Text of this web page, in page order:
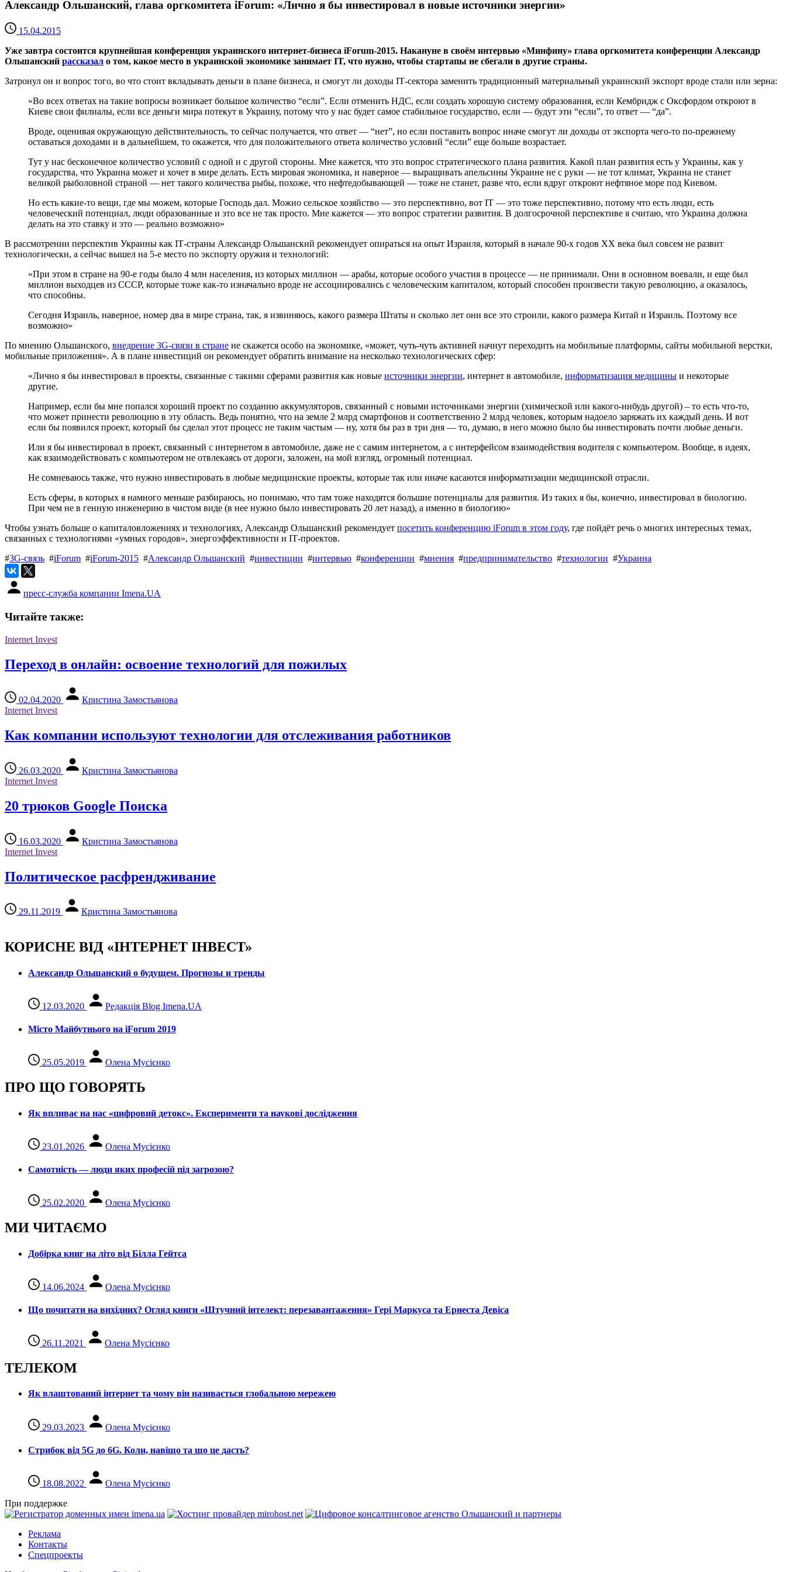
Александр Ольшанский, глава оргкомитета iForum: «Лично я бы инвестировал в новые источники энергии»
15.04.2015
Уже завтра состоится крупнейшая конференция украинского интернет-бизнеса iForum-2015. Накануне в своём интервью «Минфину» глава оргкомитета конференции Александр
Ольшанский рассказал о том, какое место в украинской экономике занимает IT, что нужно, чтобы стартапы не сбегали в другие страны.
Затронул он и вопрос того, во что стоит вкладывать деньги в плане бизнеса, и смогут ли доходы ІТ-сектора заменить традиционный материальный украинский экспорт вроде стали или зерна:
«Во всех ответах на такие вопросы возникает большое количество “если”. Если отменить НДС, если создать хорошую систему образования, если Кембридж с Оксфордом откроют в
Киеве свои филиалы, если все деньги мира потекут в Украину, потому что у нас будет самое стабильное государство, если — будут эти “если”, то ответ — “да”.
Вроде, оценивая окружающую действительность, то сейчас получается, что ответ — “нет”, но если поставить вопрос иначе смогут ли доходы от экспорта чего-то по-прежнему
оставаться доходами и в дальнейшем, то окажется, что для положительного ответа количество условий “если” еще больше возрастает.
Тут у нас бесконечное количество условий с одной и с другой стороны. Мне кажется, что это вопрос стратегического плана развития. Какой план развития есть у Украины, как у
государства, что Украина может и хочет в мире делать. Есть мировая экономика, и наверное — выращивать апельсины Украине не с руки — не тот климат, Украина не станет
великой рыболовной страной — нет такого количества рыбы, похоже, что нефтедобывающей — тоже не станет, разве что, если вдруг откроют нефтяное море под Киевом.
Но есть какие-то вещи, где мы можем, которые Господь дал. Можно сельское хозяйство — это перспективно, вот IT — это тоже перспективно, потому что есть люди, есть
человеческий потенциал, люди образованные и это все не так просто. Мне кажется — это вопрос стратегии развития. В долгосрочной перспективе я считаю, что Украина должна
делать на это ставку и это — реально возможно»
В рассмотрении перспектив Украины как ІТ-страны Александр Ольшанский рекомендует опираться на опыт Израиля, который в начале 90-х годов ХХ века был совсем не развит
технологически, а сейчас вышел на 5-е место по экспорту оружия и технологий:
«При этом в стране на 90-е годы было 4 млн населения, из которых миллион — арабы, которые особого участия в процессе — не принимали. Они в основном воевали, и еще был
миллион выходцев из СССР, которые тоже как-то изначально вроде не ассоциировались с человеческим капиталом, который способен произвести такую революцию, а оказалось,
что способны.
Сегодня Израиль, наверное, номер два в мире страна, так, я извиняюсь, какого размера Штаты и сколько лет они все это строили, какого размера Китай и Израиль. Поэтому все
возможно»
По мнению Ольшанского, внедрение 3G-связи в стране не скажется особо на экономике, «может, чуть-чуть активней начнут переходить на мобильные платформы, сайты мобильной верстки,
мобильные приложения». А в плане инвестиций он рекомендует обратить внимание на несколько технологических сфер:
«Лично я бы инвестировал в проекты, связанные с такими сферами развития как новые источники энергии, интернет в автомобиле, информатизация медицины и некоторые
другие.
Например, если бы мне попался хороший проект по созданию аккумуляторов, связанный с новыми источниками энергии (химической или какого-нибудь другой) – то есть что-то,
что может принести революцию в эту область. Ведь понятно, что на земле 2 млрд смартфонов и соответственно 2 млрд человек, которым надоело заряжать их каждый день. И вот
если бы появился проект, который бы сделал этот процесс не таким частым — ну, хотя бы раз в три дня — то, думаю, в него можно было бы инвестировать почти любые деньги.
Или я бы инвестировал в проект, связанный с интернетом в автомобиле, даже не с самим интернетом, а с интерфейсом взаимодействия водителя с компьютером. Вообще, в идеях,
как взаимодействовать с компьютером не отвлекаясь от дороги, заложен, на мой взгляд, огромный потенциал.
Не сомневаюсь также, что нужно инвестировать в любые медицинские проекты, которые так или иначе касаются информатизации медицинской отрасли.
Есть сферы, в которых я намного меньше разбираюсь, но понимаю, что там тоже находятся большие потенциалы для развития. Из таких я бы, конечно, инвестировал в биологию.
При чем не в генную инженерию в чистом виде (в нее нужно было инвестировать 20 лет назад), а именно в биологию»
Чтобы узнать больше о капиталовложениях и технологиях, Александр Ольшанский рекомендует посетить конференцию iForum в этом году, где пойдёт речь о многих интересных темах,
связанных с технологиями «умных городов», энергоэффективности и ІТ-проектов.
#3G-связь #iForum #iForum-2015 #Александр Ольшанский #инвестиции #интервью #конференции #мнения #предпринимательство #технологии #Украина
пресс-служба компании Imena.UA
Читайте также:
Internet Invest
Переход в онлайн: освоение технологий для пожилых
02.04.2020
Кристина Замостьянова
Internet Invest
Как компании используют технологии для отслеживания работников
26.03.2020
Кристина Замостьянова
Internet Invest
20 трюков Google Поиска
16.03.2020
Кристина Замостьянова
Internet Invest
Политическое расфрендживание
29.11.2019 Кристина Замостьянова
КОРИСНЕ ВІД «ІНТЕРНЕТ ІНВЕСТ»
Александр Ольшанский о будущем. Прогнозы и тренды
12.03.2020 Редакція Blog Imena.UA
Місто Майбутнього на iForum 2019
25.05.2019 Олена Мусієнко
ПРО ЩО ГОВОРЯТЬ
Як впливає на нас «цифровий детокс». Експерименти та наукові дослідження
23.01.2026 Олена Мусієнко
Самотність — люди яких професій під загрозою?
25.02.2020 Олена Мусієнко
МИ ЧИТАЄМО
Добірка книг на літо від Білла Гейтса
14.06.2024 Олена Мусієнко
Що почитати на вихідних? Огляд книги «Штучний інтелект: перезавантаження» Гері Маркуса та Ернеста Девіса
26.11.2021 Олена Мусієнко
ТЕЛЕКОМ
Як влаштований інтернет та чому він називається глобальною мережею
29.03.2023 Олена Мусієнко
Стрибок від 5G до 6G. Коли, навіщо та що це даcть?
18.08.2022
Олена Мусієнко
При поддержке
Реклама
Контакты
Спецпроекты